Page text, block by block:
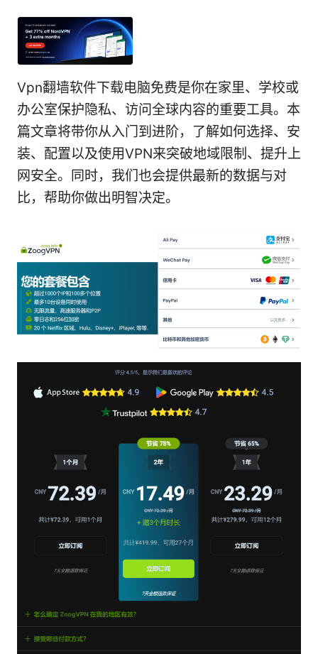
Vpn翻墙软件下载电脑免费是你在家里、学校或
办公室保护隐私、访问全球内容的重要工具。本
篇文章将带你从入门到进阶，了解如何选择、安
装、配置以及使用VPN来突破地域限制、提升上
网安全。同时，我们也会提供最新的数据与对
比，帮助你做出明智决定。